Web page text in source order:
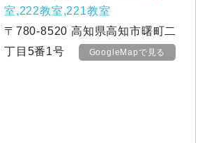
室,222教室,221教室
〒780-8520 高知県高知市曙町二
丁目5番1号
GoogleMapで見る